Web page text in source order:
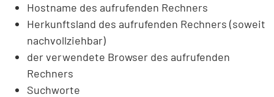
Hostname des aufrufenden Rechners
Herkunftsland des aufrufenden Rechners (soweit
nachvollziehbar)
der verwendete Browser des aufrufenden
Rechners
Suchworte